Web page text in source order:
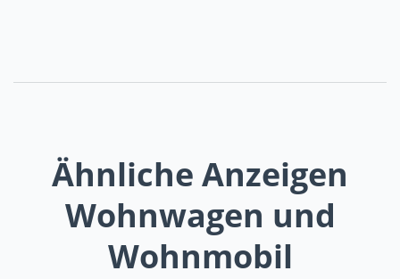
Ähnliche Anzeigen
Wohnwagen und
Wohnmobil